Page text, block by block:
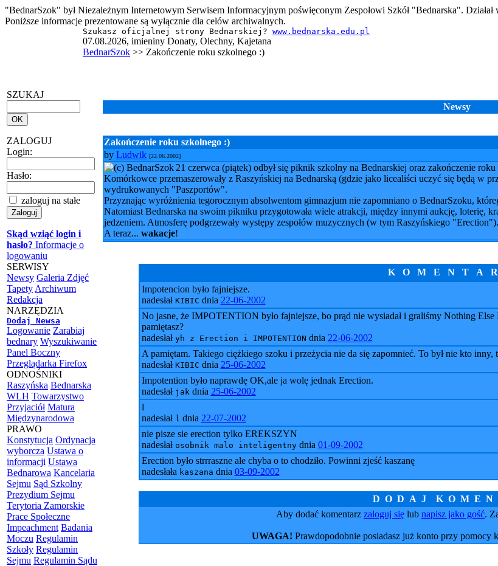
"BednarSzok" był Niezależnym Internetowym Serwisem Informacyjnym poświęconym Zespołowi Szkół "Bednarska". Działał
Poniższe informacje prezentowane są wyłącznie dla celów archiwalnych.
Szukasz oficjalnej strony Bednarskiej? www.bednarska.edu.pl
07.08.2026, imieniny Donaty, Olechny, Kajetana
BednarSzok >> Zakończenie roku szkolnego :)
SZUKAJ
ZALOGUJ
Login:
Hasło:
zaloguj na stałe
Skąd wziąć login i
hasło? Informacje o
logowaniu
SERWISY
Newsy Galeria Zdjęć
Tapety Archiwum
Redakcja
NARZĘDZIA
Dodaj Newsa
Logowanie Zarabiaj
bednary Wyszukiwanie
Panel Boczny
Przeglądarka Firefox
ODNOŚNIKI
Raszyńska Bednarska
WLH Towarzystwo
Przyjaciół Matura
Międzynarodowa
PRAWO
Konstytucja Ordynacja
wyborcza Ustawa o
informacji Ustawa
Bednarowa Kancelaria
Sejmu Sąd Szkolny
Prezydium Sejmu
Terytoria Zamorskie
Prace Społeczne
Impeachment Badania
Moczu Regulamin
Szkoły Regulamin
Sejmu Regulamin Sądu
Newsy
Zakończenie roku szkolnego :)
by Ludwik [22.06.2002]
21 czerwca (piątek) odbył się piknik szkolny na Bednarskiej oraz zakończenie
Komórkowce przemaszerowały z Raszyńskiej na Bednarską (gdzie jako licealiści uczyć się będą w
wydrukowanych "Paszportów".
Przyznając wyróżnienia tegorocznym absolwentom gimnazjum nie zapomniano o BednarSzoku,
Natomiast Bednarska na swoim pikniku przygotowała wiele atrakcji, między innymi aukcję, loterię,
jedzeniem. Atmosferę podgrzewały występy zespołów muzycznych (w tym Raszyńskiego "Erection").
A teraz... wakacje!
K O M E N T A
Impotencion było fajniejsze.
nadesłał KIBIC dnia 22-06-2002
No jasne, że IMPOTENTION było fajniejsze, bo prąd nie wysiadał i graliśmy Nothing
pamiętasz?
nadesłał yh z Erection i IMPOTENTION dnia 22-06-2002
A pamiętam. Takiego ciężkiego szoku i przeżycia nie da się zapomnieć. To był nie kto
nadesłał KIBIC dnia 25-06-2002
Impotention było naprawdę OK,ale ja wolę jednak Erection.
nadesłał jak dnia 25-06-2002
l
nadesłał l dnia 22-07-2002
nie pisze sie erection tylko EREKSZYN
nadesłał osobnik malo inteligentnydnia 01-09-2002
Erection było strrraszne ale chyba o to chodziło. Powinni zjeść kaszanę
nadesłała kaszana dnia 03-09-2002
D O D A J K O M E N
Aby dodać komentarz zaloguj się lub napisz jako gość.
UWAGA! Prawdopodobnie posiadasz już konto przy pomocy